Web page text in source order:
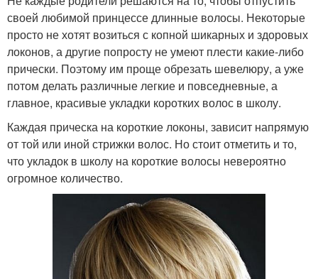
своей любимой принцессе длинные волосы. Некоторые
просто не хотят возиться с копной шикарных и здоровых
локонов, а другие попросту не умеют плести какие-либо
прически. Поэтому им проще обрезать шевелюру, а уже
потом делать различные легкие и повседневные, а
главное, красивые укладки коротких волос в школу.
Каждая прическа на короткие локоны, зависит напрямую
от той или иной стрижки волос. Но стоит отметить и то,
что укладок в школу на короткие волосы невероятно
огромное количество.